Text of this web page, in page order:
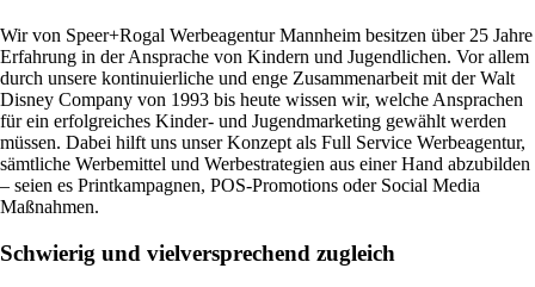
Wir von Speer+Rogal Werbeagentur Mannheim besitzen über 25 Jahre
Erfahrung in der Ansprache von Kindern und Jugendlichen. Vor allem
durch unsere kontinuierliche und enge Zusammenarbeit mit der Walt
Disney Company von 1993 bis heute wissen wir, welche Ansprachen
für ein erfolgreiches Kinder- und Jugendmarketing gewählt werden
müssen. Dabei hilft uns unser Konzept als Full Service Werbeagentur,
sämtliche Werbemittel und Werbestrategien aus einer Hand abzubilden
– seien es Printkampagnen, POS-Promotions oder Social Media
Maßnahmen.
Schwierig und vielversprechend zugleich